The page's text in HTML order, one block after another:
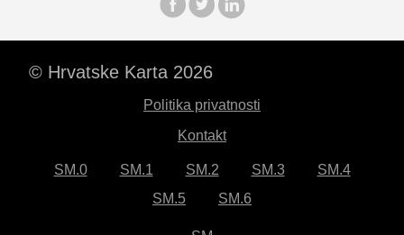
© Hrvatske Karta 2026
Politika privatnosti
Kontakt
SM.0 SM.1 SM.2 SM.3
SM.4
SM.5
SM.6